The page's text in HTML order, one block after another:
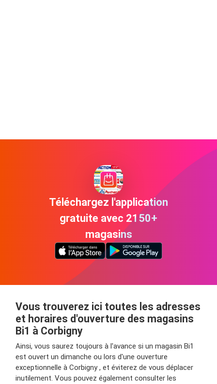
Téléchargez l'application
gratuite avec 2150+
magasins
Vous trouverez ici toutes les adresses
et horaires d'ouverture des magasins
Bi1 à Corbigny
Ainsi, vous saurez toujours à l'avance si un magasin Bi1
est ouvert un dimanche ou lors d'une ouverture
exceptionnelle à Corbigny , et éviterez de vous déplacer
inutilement. Vous pouvez également consulter les